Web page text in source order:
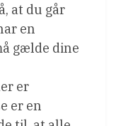
at du går
en
gælde dine
er
er en